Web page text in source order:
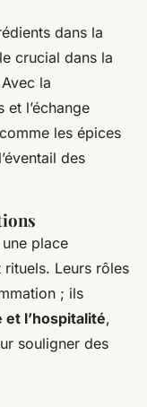
dans la
crucial dans la
la
l’échange
les épices
des
place
Leurs rôles
; ils
et l’hospitalité,
souligner des